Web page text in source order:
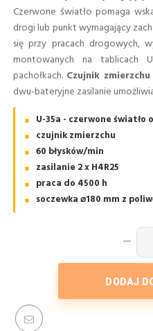
Czerwone światło pomaga
drogi lub punkt wymagający
się przy pracach drogowych,
montowanych na tablicach
pachołkach. Czujnik zmierzchu
dwu-bateryjne zasilanie
U-35a - czerwone światło
czujnik zmierzchu
60 błysków/min
zasilanie 2 x H4R25
praca do 4500 h
soczewka ⌀180 mm z
DODAJ